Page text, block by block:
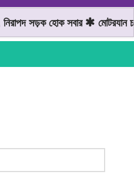
সড়ক হোক সবার মোটরযান